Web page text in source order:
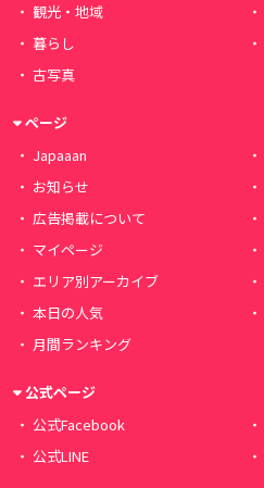
観光・地域
暮らし
古写真
ページ
Japaaan
お知らせ
広告掲載について
マイページ
エリア別アーカイブ
本日の人気
月間ランキング
公式ページ
公式Facebook
公式LINE